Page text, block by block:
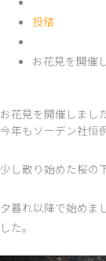
投稿
お花見を開催
お花見を開催しまし
今年もソーデン社恒
少し散り始めた桜の
夕暮れ以降で始めま
した。